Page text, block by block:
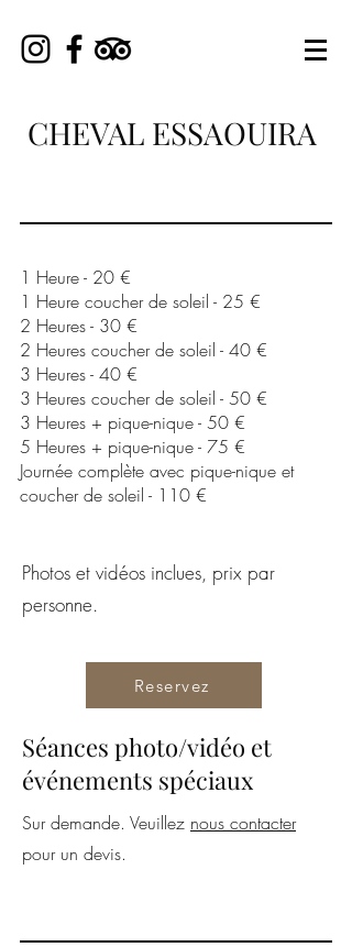
CHEVAL ESSAOUIRA
1 Heure - 20 €
1 Heure coucher de soleil - 25 €
2 Heures - 30 €
2 Heures coucher de soleil - 40 €
3 Heures - 40 €
3 Heures coucher de soleil - 50 €
3 Heures + pique-nique - 50 €
5 Heures + pique-nique - 75 €
Journée complète avec pique-nique et
coucher de soleil - 110 €
Photos et vidéos inclues, prix par
personne.
Reservez
Séances photo/vidéo et
événements spéciaux
Sur demande. Veuillez nous contacter
pour un devis.